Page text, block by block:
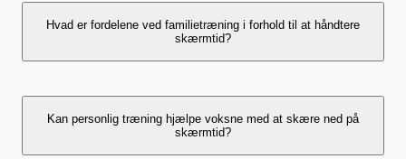
Træning giver børn et aktivt og engagerende
alternativ til digitale skærme. Hos FitGeneration
skaber vi et sjovt og motiverende miljø, hvor børn
bygge relationer. Dette fylder fritiden med
meningsfulde aktiviteter, der naturligt mindsker
Hvad er fordelene ved familietræning i forhold til at håndtere
skærmtid?
Familietræning hos FitGeneration forvandler passiv
skærmtid til kvalitetstid i bevægelse. Når hele
familien træner sammen, skabes der fælles
Kan personlig træning hjælpe voksne med at skære ned på
skærmtid?